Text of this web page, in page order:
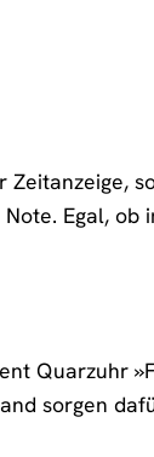
Egal, ob
Quarzuhr
sorgen